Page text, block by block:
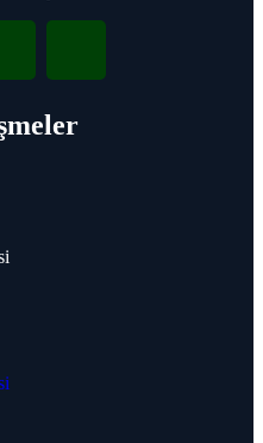
Kameraları
Monitörleri
(21,5") Monitör
Monitör
(27") Monitör
Monitör
(43") Monitör